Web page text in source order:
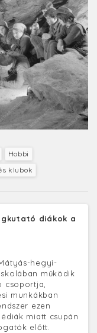
Hobbi
klubok
diákok a
hegyi-
működik
csoportja,
munkákban
ezen
miatt csupán
előtt.